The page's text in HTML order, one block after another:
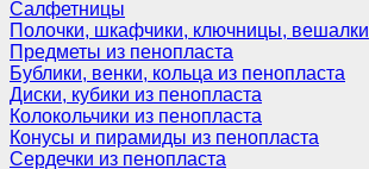
Салфетницы
Полочки, шкафчики, ключницы, вешалки
Предметы из пенопласта
Бублики, венки, кольца из пенопласта
Диски, кубики из пенопласта
Колокольчики из пенопласта
Конусы и пирамиды из пенопласта
Сердечки из пенопласта